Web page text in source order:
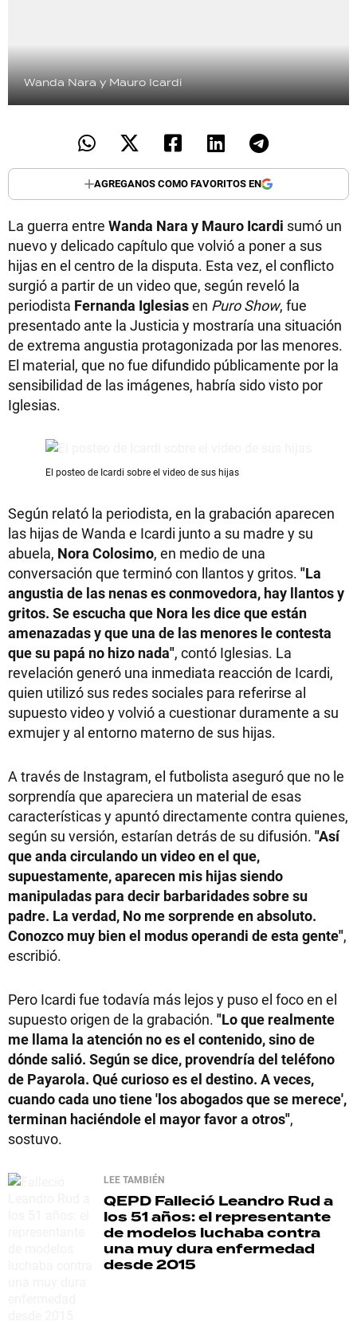
Wanda Nara y Mauro Icardi
AGREGANOS COMO FAVORITOS EN
La guerra entre Wanda Nara y Mauro Icardi sumó un
nuevo y delicado capítulo que volvió a poner a sus
hijas en el centro de la disputa. Esta vez, el conflicto
surgió a partir de un video que, según reveló la
periodista Fernanda Iglesiasen Puro Show, fue
presentado ante la Justicia y mostraría una situación
de extrema angustia protagonizada por las menores.
El material, que no fue difundido públicamente por la
sensibilidad de las imágenes, habría sido visto por
Iglesias.
El posteo de Icardi sobre el video de sus hijas
Según relató la periodista, en la grabación aparecen
las hijas de Wanda e Icardi junto a su madre y su
abuela, Nora Colosimo, en medio de una
conversación que terminó con llantos y gritos. "La
angustia de las nenas es conmovedora, hay llantos y
gritos. Se escucha que Nora les dice que están
amenazadas y que una de las menores le contesta
que su papá no hizo nada", contó Iglesias. La
revelación generó una inmediata reacción de Icardi,
quien utilizó sus redes sociales para referirse al
supuesto video y volvió a cuestionar duramente a su
exmujer y al entorno materno de sus hijas.
A través de Instagram, el futbolista aseguró que no le
sorprendía que apareciera un material de esas
características y apuntó directamente contra quienes,
según su versión, estarían detrás de su difusión. "Así
que anda circulando un video en el que,
supuestamente, aparecen mis hijas siendo
manipuladas para decir barbaridades sobre su
padre. La verdad, No me sorprende en absoluto.
Conozco muy bien el modus operandi de esta gente",
escribió.
Pero Icardi fue todavía más lejos y puso el foco en el
supuesto origen de la grabación. "Lo que realmente
me llama la atención no es el contenido, sino de
dónde salió. Según se dice, provendría del teléfono
de Payarola. Qué curioso es el destino. A veces,
cuando cada uno tiene 'los abogados que se merece',
terminan haciéndole el mayor favor a otros",
sostuvo.
LEE TAMBIÉN
QEPD Falleció Leandro Rud a
los 51 años: el representante
de modelos luchaba contra
una muy dura enfermedad
desde 2015